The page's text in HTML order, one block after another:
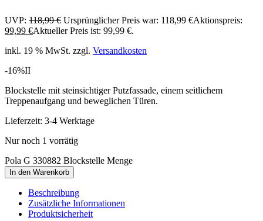
UVP: 118,99€ Ursprünglicher Preis war: 118,99 €Aktionspreis:
99,99 €Aktueller Preis ist: 99,99 €.
inkl. 19 % MwSt. zzgl. Versandkosten
-16%II
Blockstelle mit steinsichtiger Putzfassade, einem seitlichem
Treppenaufgang und beweglichen Türen.
Lieferzeit: 3-4 Werktage
Nur noch 1 vorrätig
Pola G 330882 Blockstelle Menge
In den Warenkorb
Beschreibung
Zusätzliche Informationen
Produktsicherheit